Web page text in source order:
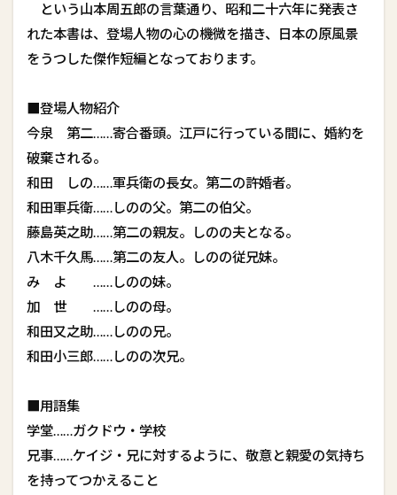
という山本周五郎の言葉通り、昭和二十六年に発表さ
れた本書は、登場人物の心の機微を描き、日本の原風景
をうつした傑作短編となっております。
■登場人物紹介
今泉 第二……寄合番頭。江戸に行っている間に、婚約を
破棄される。
和田 しの……軍兵衛の長女。第二の許婚者。
和田軍兵衛……しのの父。第二の伯父。
藤島英之助……第二の親友。しのの夫となる。
八木千久馬……第二の友人。しのの従兄妹。
み よ ……しのの妹。
加 世 ……しのの母。
和田又之助……しのの兄。
和田小三郎……しのの次兄。
■用語集
学堂……ガクドウ・学校
兄事……ケイジ・兄に対するように、敬意と親愛の気持ち
を持ってつかえること